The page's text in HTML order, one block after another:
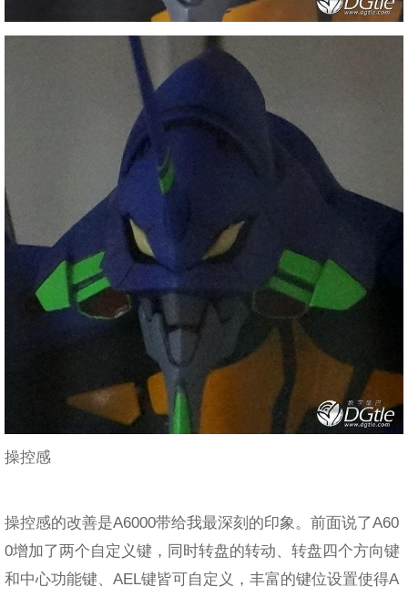
操控感
操控感的改善是A6000带给我最深刻的印象。前面说了A60
0增加了两个自定义键，同时转盘的转动、转盘四个方向键
和中心功能键、AEL键皆可自定义，丰富的键位设置使得A